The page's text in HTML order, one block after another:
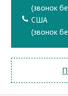
(звонок
США
(звонок